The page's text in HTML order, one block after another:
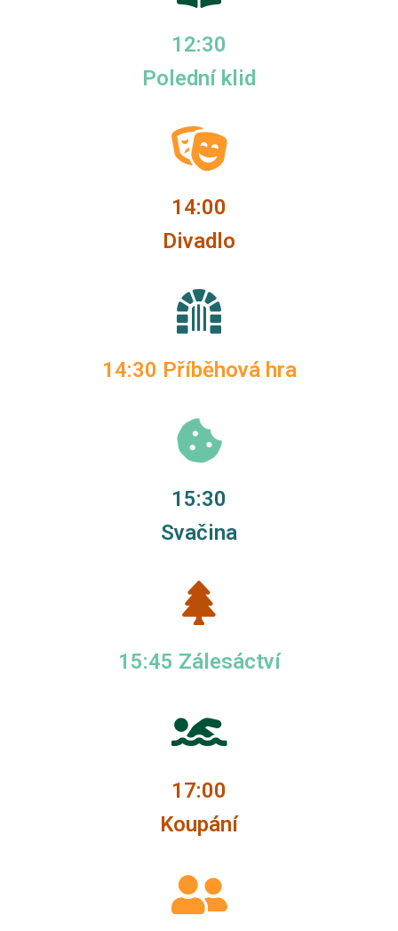
12:30
Polední klid
14:00
Divadlo
14:30 Příběhová hra
15:30
Svačina
15:45 Zálesáctví
17:00
Koupání